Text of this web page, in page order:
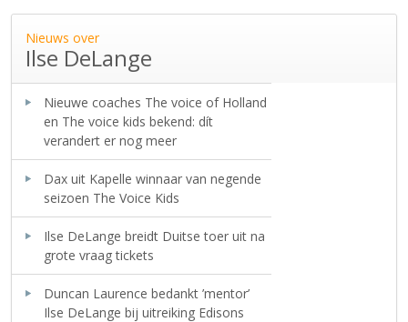
Nieuws over
Ilse DeLange
Nieuwe coaches The voice of Holland
en The voice kids bekend: dít
verandert er nog meer
Dax uit Kapelle winnaar van negende
seizoen The Voice Kids
Ilse DeLange breidt Duitse toer uit na
grote vraag tickets
Duncan Laurence bedankt ’mentor’
Ilse DeLange bij uitreiking Edisons